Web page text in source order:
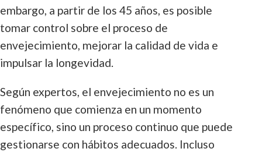
embargo, a partir de los 45 años, es posible
tomar control sobre el proceso de
envejecimiento, mejorar la calidad de vida e
impulsar la longevidad.
Según expertos, el envejecimiento no es un
fenómeno que comienza en un momento
específico, sino un proceso continuo que puede
gestionarse con hábitos adecuados. Incluso